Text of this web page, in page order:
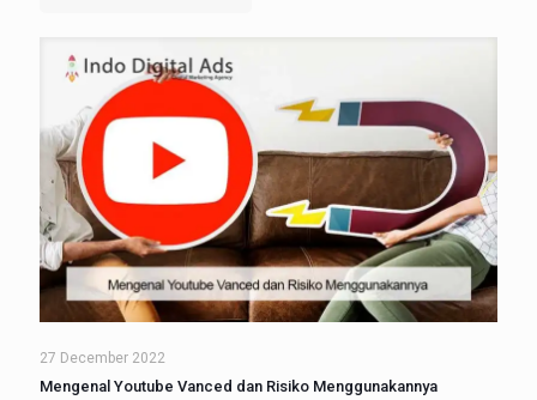
27 December 2022
Mengenal Youtube Vanced dan Risiko Menggunakannya